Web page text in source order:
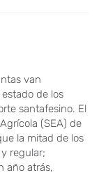
van
de los
santafesino. El
(SEA) de
la mitad de los
regular;
año atrás,